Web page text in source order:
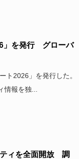
」を発行 グローバ
ト2026」を発行した。
情報を独...
ィを全面開放 調